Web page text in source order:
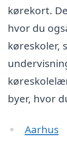
kørekort.
hvor du
køreskoler,
byer, hvor
Aarhus